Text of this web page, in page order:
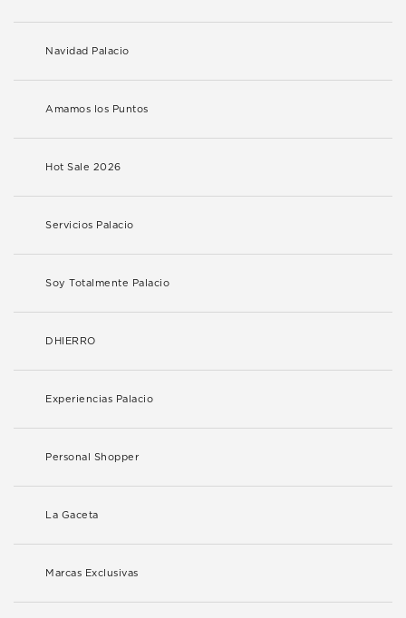
Navidad Palacio
Amamos los Puntos
Hot Sale 2026
Servicios Palacio
Soy Totalmente Palacio
DHIERRO
Experiencias Palacio
Personal Shopper
La Gaceta
Marcas Exclusivas